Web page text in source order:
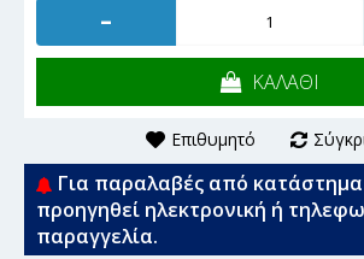
-
ΚΑΛΑΘΙ
Επιθυμητό
Για παραλαβές από
προηγηθεί ηλεκτρονική ή
παραγγελία.